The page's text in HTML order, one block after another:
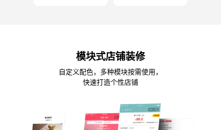
模块式店铺装修
自定义配色，多种模块按需使用，
快速打造个性店铺